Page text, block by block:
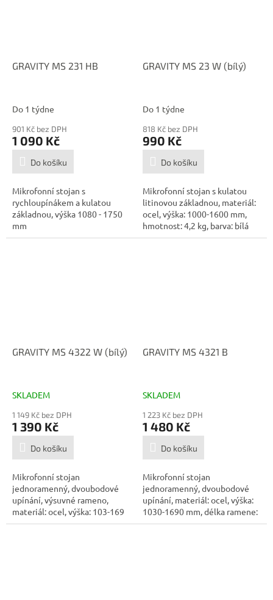
GRAVITY MS 231 HB
Do 1 týdne
901 Kč bez DPH
1 090 Kč
Do košíku
Mikrofonní stojan s
rychloupínákem a kulatou
základnou, výška 1080 - 1750
mm
GRAVITY MS 23 W (bílý)
Do 1 týdne
818 Kč bez DPH
990 Kč
Do košíku
Mikrofonní stojan s kulatou
litinovou základnou, materiál:
ocel, výška: 1000-1600 mm,
hmotnost: 4,2 kg, barva: bílá
GRAVITY MS 4322 W (bílý)
SKLADEM
1 149 Kč bez DPH
1 390 Kč
Do košíku
Mikrofonní stojan
jednoramenný, dvoubodové
upínání, výsuvné rameno,
materiál: ocel, výška: 103-169
cm, délka ramene:...
GRAVITY MS 4321 B
SKLADEM
1 223 Kč bez DPH
1 480 Kč
Do košíku
Mikrofonní stojan
jednoramenný, dvoubodové
upínání, materiál: ocel, výška:
1030-1690 mm, délka ramene:
790 mm, barva:...